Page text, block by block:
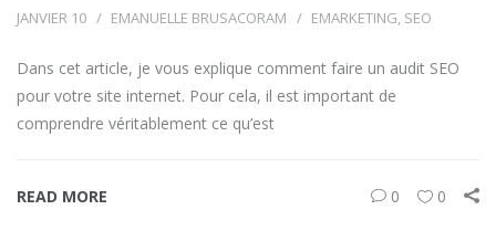
JANVIER 10 EMANUELLE BRUSACORAM EMARKETING SEO
Dans cet article, je vous explique comment faire un audit SEO
pour votre site internet. Pour cela, il est important de
comprendre véritablement ce qu’est
READ MORE 0 0